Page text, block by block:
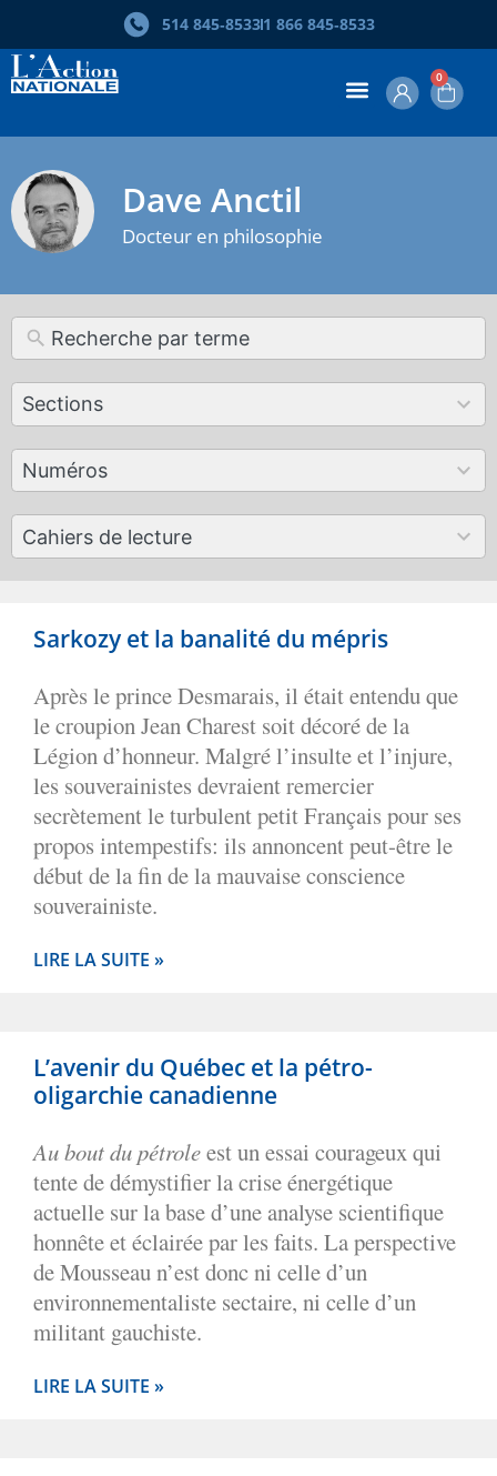
514 845‑85331 866 845‑8533
0
Dave Anctil
Docteur en philosophie
Sections
12
results
Numéros
179
results
Cahiers de lecture
50
results
Sarkozy et la banalité du mépris
Après le prince Desmarais, il était entendu que
le croupion Jean Charest soit décoré de la
Légion d’honneur. Malgré l’insulte et l’injure,
les souverainistes devraient remercier
secrètement le turbulent petit Français pour ses
propos intempestifs: ils annoncent peut-être le
début de la fin de la mauvaise conscience
souverainiste.
LIRE LA SUITE »
L’avenir du Québec et la pétro-
oligarchie canadienne
Au bout du pétroleest un essai courageux qui
tente de démystifier la crise énergétique
actuelle sur la base d’une analyse scientifique
honnête et éclairée par les faits. La perspective
de Mousseau n’est donc ni celle d’un
environnementaliste sectaire, ni celle d’un
militant gauchiste.
LIRE LA SUITE »